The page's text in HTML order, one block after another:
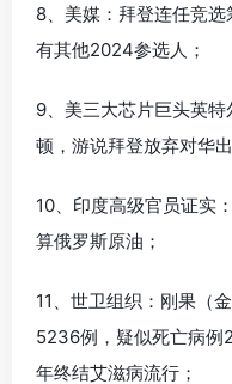
8、美媒：拜登连任竞
有其他2024参选人；
9、美三大芯片巨头英
顿，游说拜登放弃对华
10、印度高级官员证实
算俄罗斯原油；
11、世卫组织：刚果（
5236例，疑似死亡病
年终结艾滋病流行；